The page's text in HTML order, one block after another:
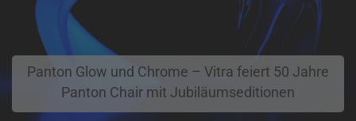
Panton Glow und Chrome – Vitra feiert 50 Jahre
Panton Chair mit Jubiläumseditionen